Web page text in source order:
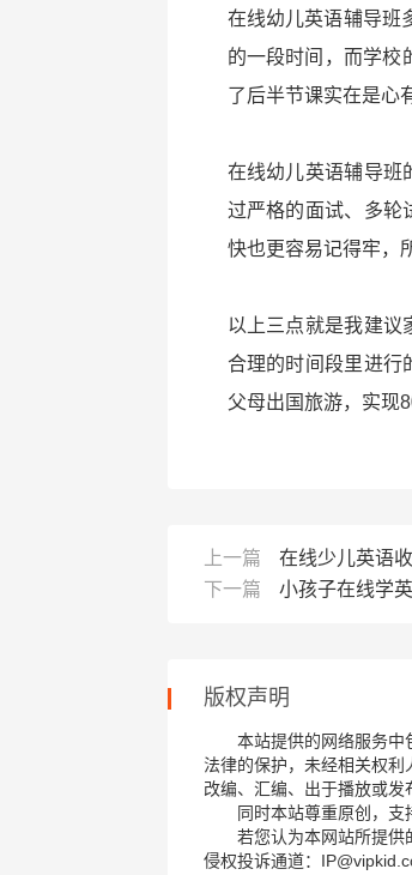
在线幼儿英语辅导班
的一段时间，而学校
了后半节课实在是心
在线幼儿英语辅导班
过严格的面试、多轮
快也更容易记得牢，
以上三点就是我建议
合理的时间段里进行
父母出国旅游，实现
上一篇
在线少儿英语
下一篇
小孩子在线学
版权声明
本站提供的网络服务中
法律的保护，未经相关权利
改编、汇编、出于播放或发
同时本站尊重原创，支
若您认为本网站所提供
侵权投诉通道：